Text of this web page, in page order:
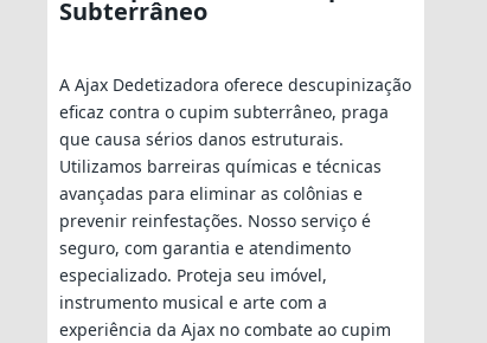
Subterrâneo
A Ajax Dedetizadora oferece descupinização
eficaz contra o cupim subterrâneo, praga
que causa sérios danos estruturais.
Utilizamos barreiras químicas e técnicas
avançadas para eliminar as colônias e
prevenir reinfestações. Nosso serviço é
seguro, com garantia e atendimento
especializado. Proteja seu imóvel,
instrumento musical e arte com a
experiência da Ajax no combate ao cupim